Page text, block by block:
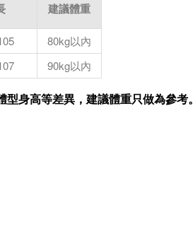
建議體重
80kg以內
90kg以內
身高等差異，建議體重只做為參考。